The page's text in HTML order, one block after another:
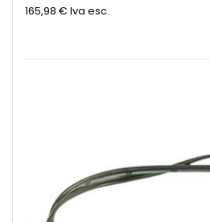
165,98 € Iva esc.